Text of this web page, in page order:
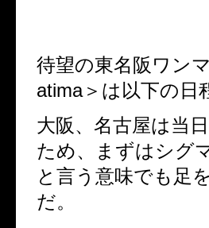
待望の東名阪ワン
atima＞は以下の日
大阪、名古屋は当
ため、まずはシグ
と言う意味でも足
だ。